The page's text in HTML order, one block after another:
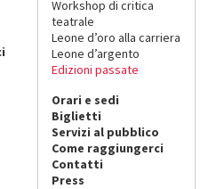
Workshop di critica
teatrale
Leone d’oro alla carriera
Leone d’argento
Edizioni passate
Orari e sedi
Biglietti
Servizi al pubblico
Come raggiungerci
Contatti
Press